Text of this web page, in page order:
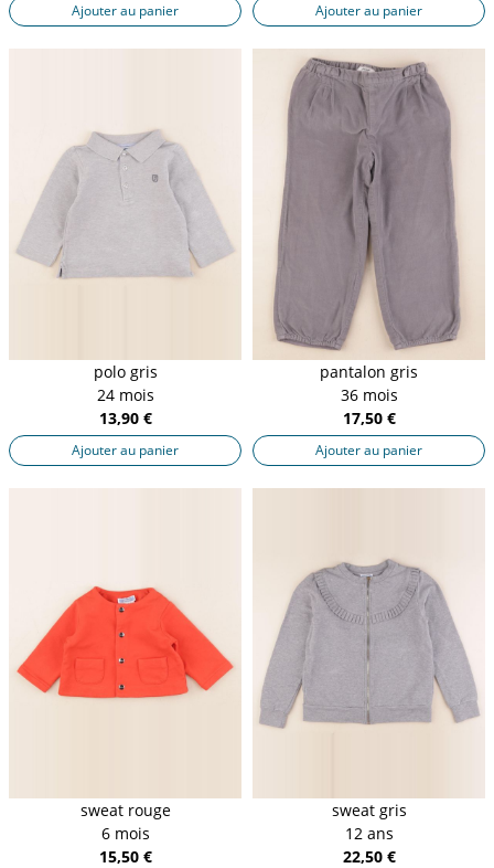
Ajouter au panier Ajouter au panier
polo gris
24 mois
13,90 €
Ajouter au panier
pantalon gris
36 mois
17,50 €
Ajouter au panier
sweat rouge
6 mois
15,50 €
sweat gris
12 ans
22,50 €